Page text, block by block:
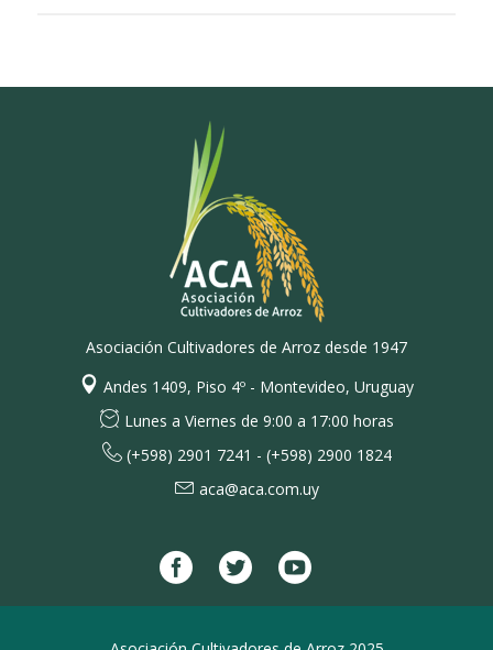
Asociación Cultivadores de Arroz desde 1947
Andes 1409, Piso 4º - Montevideo, Uruguay
Lunes a Viernes de 9:00 a 17:00 horas
(+598) 2901 7241 - (+598) 2900 1824
aca@aca.com.uy